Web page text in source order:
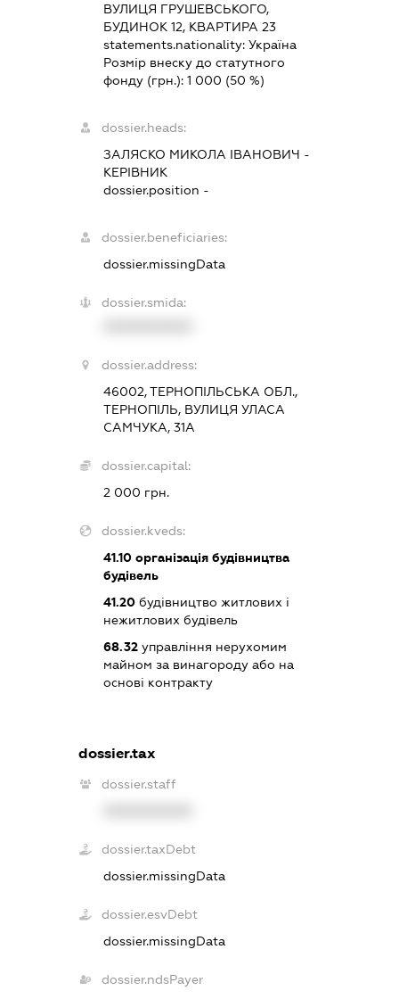
ВУЛИЦЯ ГРУШЕВСЬКОГО,
БУДИНОК 12, КВАРТИРА 23
statements.nationality:Україна
Розмір внеску до статутного
фонду (грн.):1 000 (50 %)
dossier.heads:
ЗАЛЯСКО МИКОЛА ІВАНОВИЧ -
КЕРІВНИК
dossier.position -
dossier.beneficiaries:
dossier.missingData
dossier.smida:
dossier.address:
46002, ТЕРНОПІЛЬСЬКА ОБЛ.,
ТЕРНОПІЛЬ, ВУЛИЦЯ УЛАСА
САМЧУКА, 31А
dossier.capital:
2 000 грн.
dossier.kveds:
41.10 організація будівництва
будівель
41.20 будівництво житлових і
нежитлових будівель
68.32 управління нерухомим
майном за винагороду або на
основі контракту
dossier.tax
dossier.staff
dossier.taxDebt
dossier.missingData
dossier.esvDebt
dossier.missingData
dossier.ndsPayer